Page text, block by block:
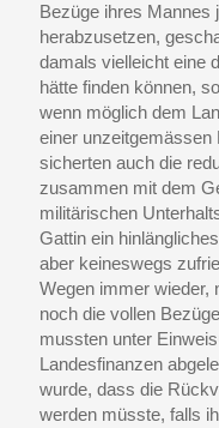
Bezüge ihres Mannes
herabzusetzen,
damals vielleicht eine
hätte finden können,
wenn möglich dem
einer
sicherten auch die
zusammen mit dem
militärischen
Gattin ein
aber keineswegs
Wegen immer wieder,
noch die vollen
mussten unter
Landesfinanzen
wurde, dass die
werden müsste, falls